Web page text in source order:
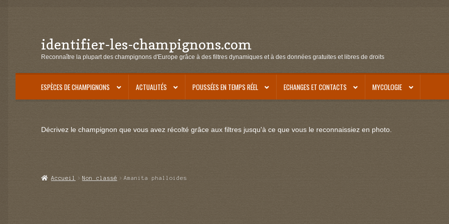
Aller
à
navigation
Aller
au
identifier-les-champignons.com
Reconnaître la plupart des champignons d'Europe grâce à des filtres dynamiques et à des données gratuites et libres de droits
ESPÈCES DE CHAMPIGNONS ACTUALITÉS POUSSÉES EN TEMPS RÉEL ECHANGES ET CONTACTS MYCOLOGIE
Décrivez le champignon que vous avez récolté grâce aux filtres jusqu'à ce que vous le reconnaissiez en photo.
Accueil Non classé Amanita phalloides